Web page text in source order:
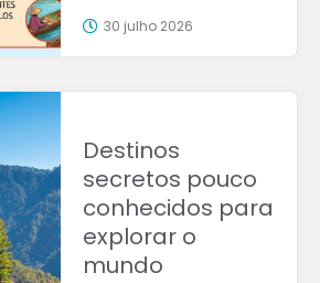
30 julho 2026
Destinos
secretos pouco
conhecidos para
explorar o
mundo